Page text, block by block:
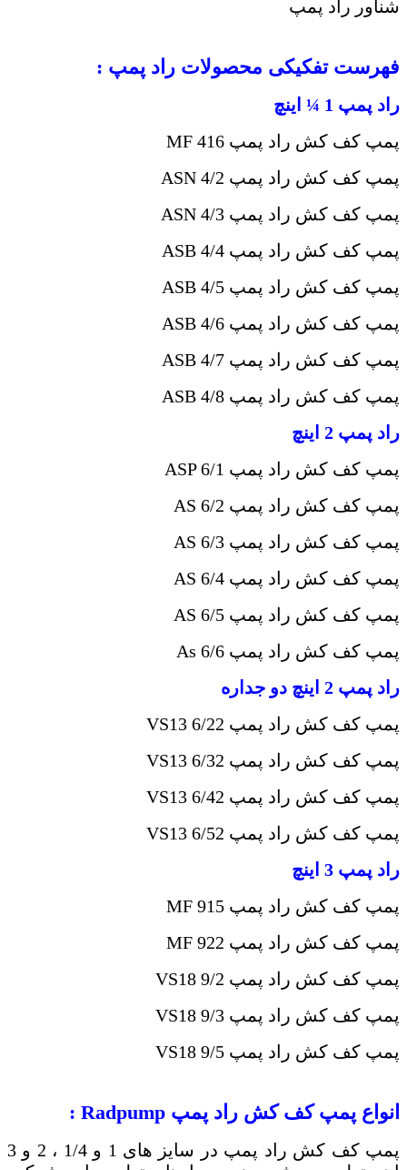
شناور راد پمپ
فهرست تفکیکی محصولات راد پمپ :
راد پمپ 1 ¼ اینچ
پمپ کف کش راد پمپ MF 416
پمپ کف کش راد پمپ ASN 4/2
پمپ کف کش راد پمپ ASN 4/3
پمپ کف کش راد پمپ ASB 4/4
پمپ کف کش راد پمپ ASB 4/5
پمپ کف کش راد پمپ ASB 4/6
پمپ کف کش راد پمپ ASB 4/7
پمپ کف کش راد پمپ ASB 4/8
راد پمپ 2 اینچ
پمپ کف کش راد پمپ ASP 6/1
پمپ کف کش راد پمپ AS 6/2
پمپ کف کش راد پمپ AS 6/3
پمپ کف کش راد پمپ AS 6/4
پمپ کف کش راد پمپ AS 6/5
پمپ کف کش راد پمپ As 6/6
راد پمپ 2 اینچ دو جداره
پمپ کف کش راد پمپ 2
VS13 6/2
پمپ کف کش راد پمپ 2
VS13 6/3
پمپ کف کش راد پمپ 2
VS13 6/4
پمپ کف کش راد پمپ 2
VS13 6/5
راد پمپ 3 اینچ
پمپ کف کش راد پمپ MF 915
پمپ کف کش راد پمپ MF 922
پمپ کف کش راد پمپ VS18 9/2
پمپ کف کش راد پمپ VS18 9/3
پمپ کف کش راد پمپ VS18 9/5
انواع پمپ کف کش راد پمپ Radpump
:
پمپ کف کش راد پمپ در سایز های 1 و 1/4 ، 2 و 3